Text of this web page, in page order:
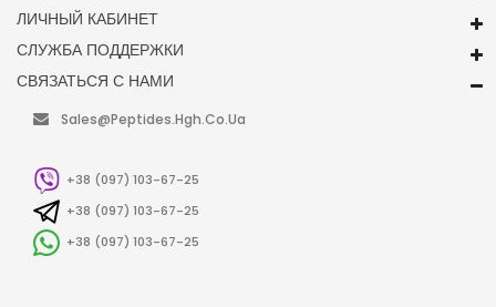
ЛИЧНЫЙ КАБИНЕТ
СЛУЖБА ПОДДЕРЖКИ
СВЯЗАТЬСЯ С НАМИ
Sales@peptides.hgh.co.ua
+38 (097) 103-67-25
+38 (097) 103-67-25
+38 (097) 103-67-25